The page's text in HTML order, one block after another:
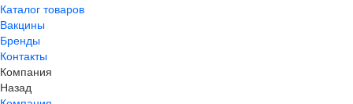
Каталог товаров
Вакцины
Бренды
Контакты
Компания
Назад